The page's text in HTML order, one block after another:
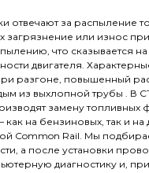
отвечают за распыление
загрязнение или износ
что сказывается
двигателя.
разгоне, повышенный
из выхлопной трубы . В
замену топливных
на бензиновых, так и на
Common Rail. Мы
а после установки
диагностику и, при